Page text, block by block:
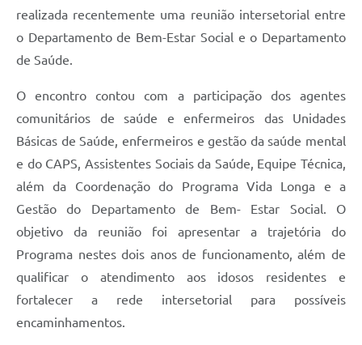
Fundo Social
Nota Fiscal de Serviço Eletrônica
Notícias
Ouvidorias
Postos de Atendimento ao Trabalhador (PAT)
PPA - Plano Plurianual 2026 / 2029
PROCON SR
realizada recentemente uma reunião intersetorial entre
o Departamento de Bem-Estar Social e o Departamento
de Saúde.
O encontro contou com a participação dos agentes
comunitários de saúde e enfermeiros das Unidades
Básicas de Saúde, enfermeiros e gestão da saúde mental
e do CAPS, Assistentes Sociais da Saúde, Equipe Técnica,
além da Coordenação do Programa Vida Longa e a
Gestão do Departamento de Bem- Estar Social. O
objetivo da reunião foi apresentar a trajetória do
Programa nestes dois anos de funcionamento, além de
qualificar o atendimento aos idosos residentes e
fortalecer a rede intersetorial para possíveis
encaminhamentos.